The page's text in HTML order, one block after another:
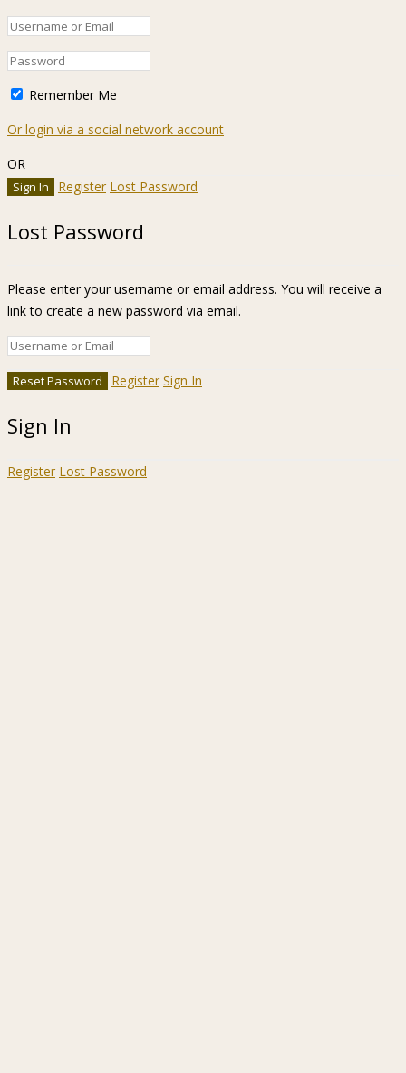
Remember Me
Or login via a social network account
OR
Register Lost Password
Lost Password
Please enter your username or email address. You will receive a
link to create a new password via email.
Register Sign In
Sign In
Register Lost Password